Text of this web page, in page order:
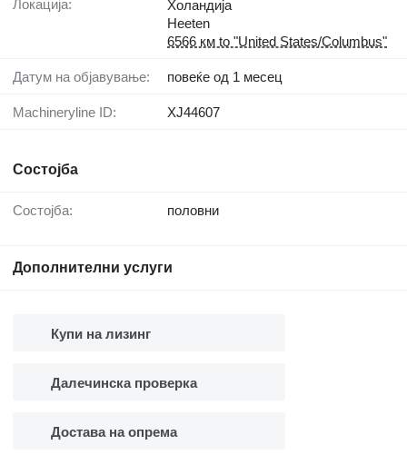
Локација:
Холандија
Heeten
6566 км to "United States/Columbus"
Датум на објавување: повеќе од 1 месец
Machineryline ID: XJ44607
Состојба
Состојба: половни
Дополнителни услуги
Купи на лизинг
Далечинска проверка
Достава на опрема